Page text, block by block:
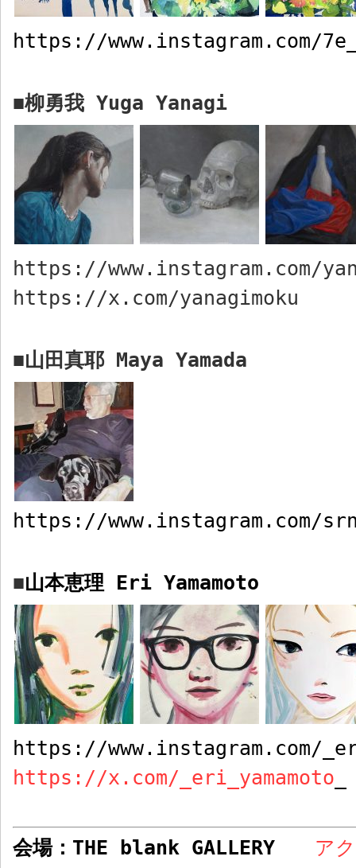
https://www.instagram.com/
■柳勇我 Yuga Yanagi
https://www.instagram.com/
https://x.com/yanagimoku
■山田真耶 Maya Yamada
https://www.instagram.com/
■山本恵理 Eri Yamamoto
https://www.instagram.com/
https://x.com/_eri_yamamoto
会場： THE blank GALLERY
ア